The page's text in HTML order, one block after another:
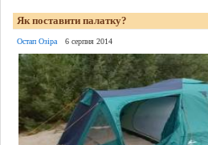
Як поставити палатку?
Остап Озіра 6 серпня 2014